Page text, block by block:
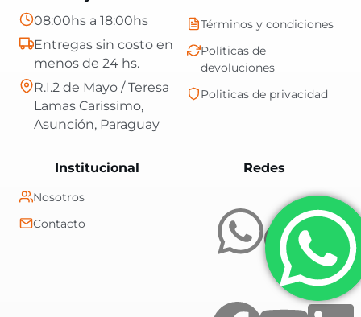
RedesCentral Shop es
Términos y condiciones
Políticas de
devoluciones
Politicas de privacidad
Institucional
Nosotros
Contacto
08:00hs a 18:00hs
Entregas sin costo en
menos de 24 hs.
R.I.2 de Mayo / Teresa
Lamas Carissimo,
Asunción, Paraguay